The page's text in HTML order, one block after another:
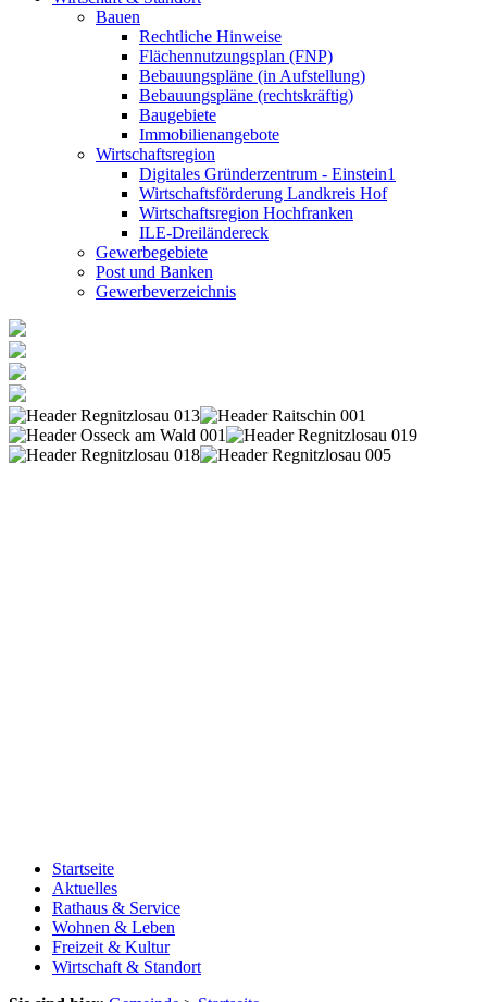
Bauen
Rechtliche Hinweise
Flächennutzungsplan (FNP)
Bebauungspläne (in Aufstellung)
Bebauungspläne (rechtskräftig)
Baugebiete
Immobilienangebote
Wirtschaftsregion
Digitales Gründerzentrum - Einstein1
Wirtschaftsförderung Landkreis Hof
Wirtschaftsregion Hochfranken
ILE-Dreiländereck
Gewerbegebiete
Post und Banken
Gewerbeverzeichnis
Startseite
Aktuelles
Rathaus & Service
Wohnen & Leben
Freizeit & Kultur
Wirtschaft & Standort